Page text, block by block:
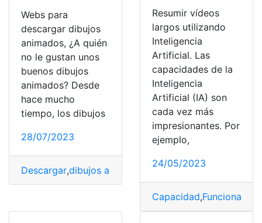
Webs para
descargar dibujos
animados, ¿A quién
no le gustan unos
buenos dibujos
animados? Desde
hace mucho
tiempo, los dibujos
28/07/2023
Descargar,dibujos animados Videos, Webs
Resumir vídeos
largos utilizando
Inteligencia
Artificial. Las
capacidades de la
Inteligencia
Artificial (IA) son
cada vez más
impresionantes. Por
ejemplo,
24/05/2023
Capacidad,Funcionar